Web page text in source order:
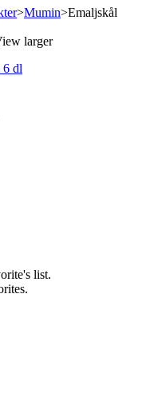
>Mumin>Emaljskål
larger
list.